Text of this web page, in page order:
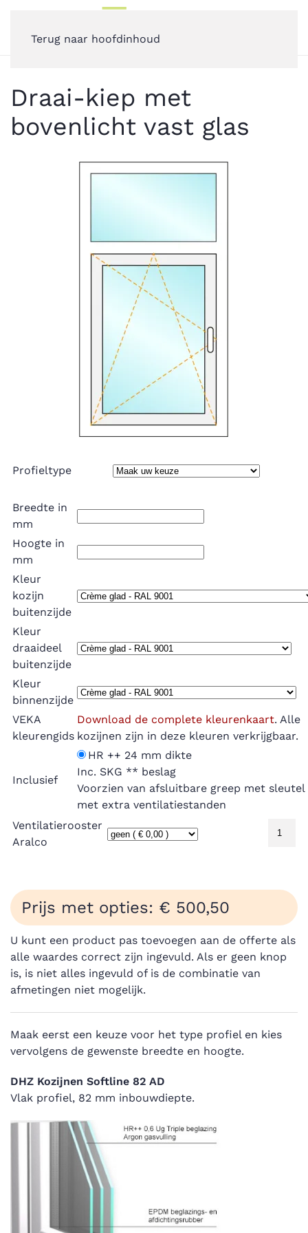
Terug naar hoofdinhoud
Draai-kiep met
bovenlicht vast glas
Profieltype
Breedte in
mm
Hoogte in
mm
Kleur
kozijn
buitenzijde
Kleur
draaideel
buitenzijde
Kleur
binnenzijde
VEKA
kleurengids
Download de complete kleurenkaart. Alle
kozijnen zijn in deze kleuren verkrijgbaar.
Inclusief
HR ++ 24 mm dikte
Inc. SKG ** beslag
Voorzien van afsluitbare greep met sleutel
met extra ventilatiestanden
Ventilatierooster
Aralco
Prijs met opties: € 500,50
U kunt een product pas toevoegen aan de offerte als
alle waardes correct zijn ingevuld. Als er geen knop
is, is niet alles ingevuld of is de combinatie van
afmetingen niet mogelijk.
Maak eerst een keuze voor het type profiel en kies
vervolgens de gewenste breedte en hoogte.
DHZ Kozijnen Softline 82 AD
Vlak profiel, 82 mm inbouwdiepte.